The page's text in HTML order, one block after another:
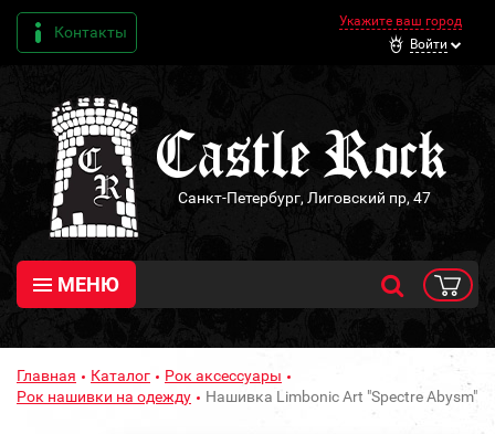
Контакты
Укажите ваш город
Войти
Санкт-Петербург, Лиговский пр, 47
МЕНЮ
Главная Каталог
Рок аксессуары
Рок нашивки на одежду
Нашивка Limbonic Art "Spectre Abysm"